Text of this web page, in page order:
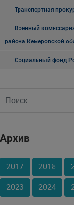
Транспортная
Военный
района Кемеровской
Социальный фонд
Архив
2017 2018
2023 2024